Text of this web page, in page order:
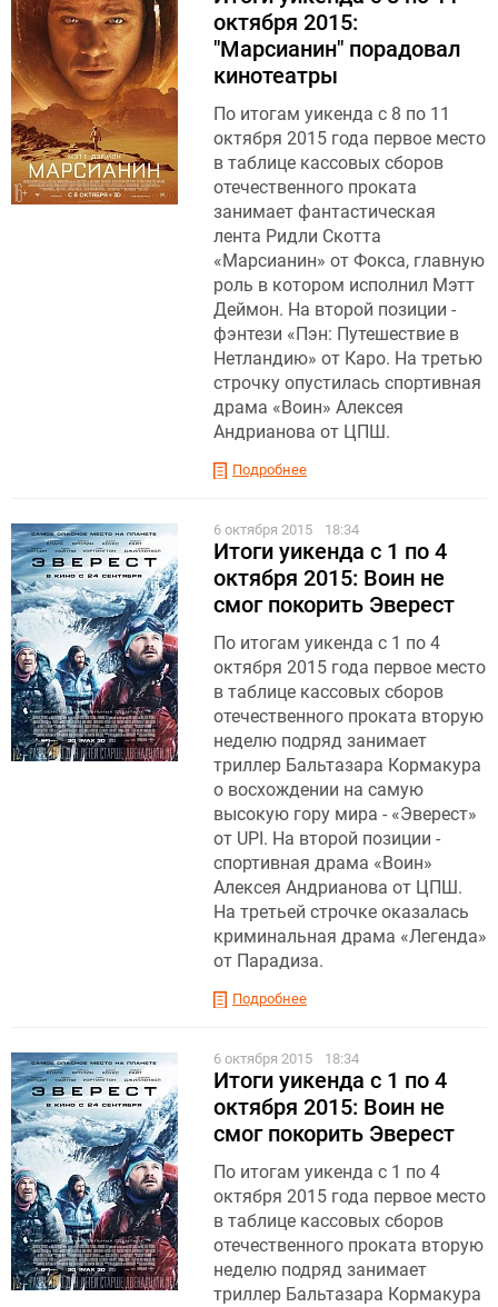
октября 2015:
"Марсианин" порадовал
кинотеатры
По итогам уикенда с 8 по 11
октября 2015 года первое место
в таблице кассовых сборов
отечественного проката
занимает фантастическая
лента Ридли Скотта
«Марсианин» от Фокса, главную
роль в котором исполнил Мэтт
Деймон. На второй позиции -
фэнтези «Пэн: Путешествие в
Нетландию» от Каро. На третью
строчку опустилась спортивная
драма «Воин» Алексея
Андрианова от ЦПШ.
Подробнее
6 октября 2015 18:34
Итоги уикенда с 1 по 4
октября 2015: Воин не
смог покорить Эверест
По итогам уикенда с 1 по 4
октября 2015 года первое место
в таблице кассовых сборов
отечественного проката вторую
неделю подряд занимает
триллер Бальтазара Кормакура
о восхождении на самую
высокую гору мира - «Эверест»
от UPI. На второй позиции -
спортивная драма «Воин»
Алексея Андрианова от ЦПШ.
На третьей строчке оказалась
криминальная драма «Легенда»
от Парадиза.
Подробнее
6 октября 2015 18:34
Итоги уикенда с 1 по 4
октября 2015: Воин не
смог покорить Эверест
По итогам уикенда с 1 по 4
октября 2015 года первое место
в таблице кассовых сборов
отечественного проката вторую
неделю подряд занимает
триллер Бальтазара Кормакура